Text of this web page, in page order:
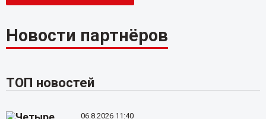
Новости партнёров
ТОП новостей
06.8.2026 11:40